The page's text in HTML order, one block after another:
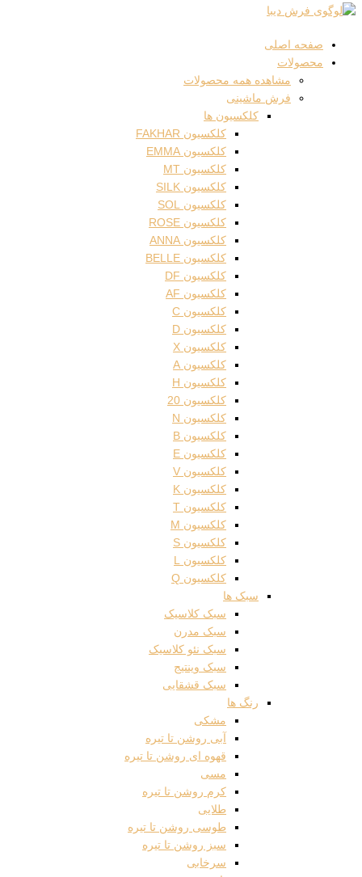
صفحه اصلی
محصولات
مشاهده همه محصولات
فرش ماشینی
کلکسیون ها
کلکسیون FAKHAR
کلکسیون EMMA
کلکسیون MT
کلکسیون SILK
کلکسیون SOL
کلکسیون ROSE
کلکسیون ANNA
کلکسیون BELLE
کلکسیون DF
کلکسیون AF
کلکسیون C
کلکسیون D
کلکسیون X
کلکسیون A
کلکسیون H
کلکسیون 20
کلکسیون N
کلکسیون B
کلکسیون E
کلکسیون V
کلکسیون K
کلکسیون T
کلکسیون M
کلکسیون S
کلکسیون L
کلکسیون Q
سبک ها
سبک کلاسیک
سبک مدرن
سبک نئو کلاسیک
سبک وینتیج
سبک قشقایی
رنگ ها
مشکی
آبی روشن تا تیره
قهوه ای روشن تا تیره
مسی
کرم روشن تا تیره
طلایی
طوسی روشن تا تیره
سبز روشن تا تیره
سرخابی